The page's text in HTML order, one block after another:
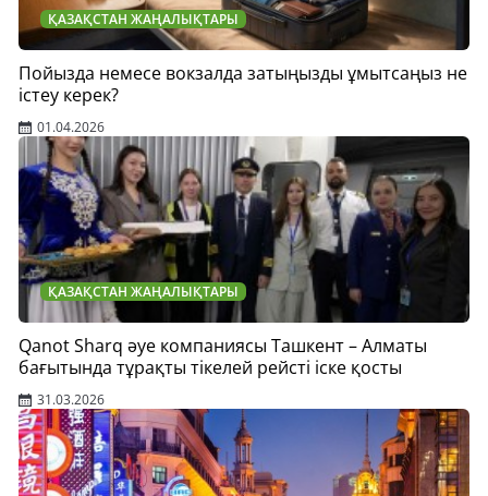
ҚАЗАҚСТАН ЖАҢАЛЫҚТАРЫ
Пойызда немесе вокзалда затыңызды ұмытсаңыз не
істеу керек?
01.04.2026
ҚАЗАҚСТАН ЖАҢАЛЫҚТАРЫ
Qanot Sharq әуе компаниясы Ташкент – Алматы
бағытында тұрақты тікелей рейсті іске қосты
31.03.2026